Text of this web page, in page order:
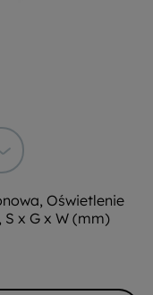
Oświetlenie
S x G x W (mm)